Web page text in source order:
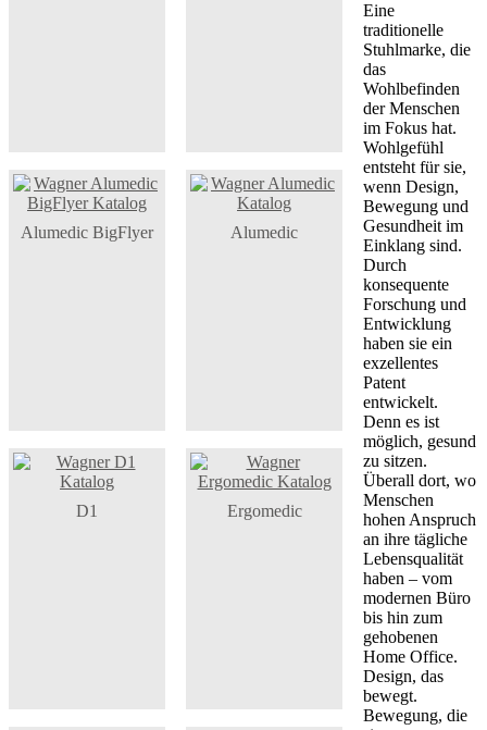
Alumedic BigFlyer Alumedic
D1 Ergomedic
Eine
traditionelle
Stuhlmarke, die
das
Wohlbefinden
der Menschen
im Fokus hat.
Wohlgefühl
entsteht für sie,
wenn Design,
Bewegung und
Gesundheit im
Einklang sind.
Durch
konsequente
Forschung und
Entwicklung
haben sie ein
exzellentes
Patent
entwickelt.
Denn es ist
möglich, gesund
zu sitzen.
Überall dort, wo
Menschen
hohen Anspruch
an ihre tägliche
Lebensqualität
haben – vom
modernen Büro
bis hin zum
gehobenen
Home Office.
Design, das
bewegt.
Bewegung, die